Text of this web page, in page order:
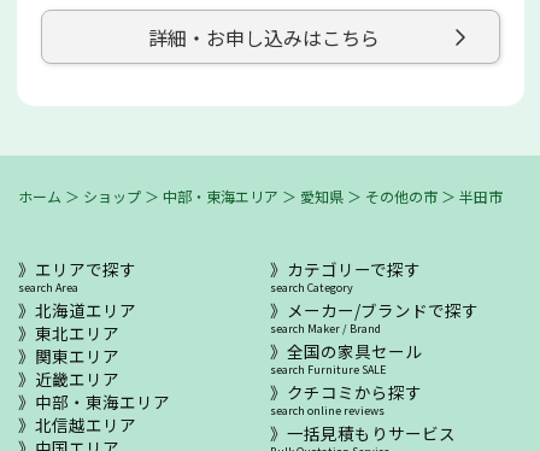
詳細・お申し込みはこちら
ホーム ＞ ショップ ＞ 中部・東海エリア ＞ 愛知県 ＞ その他の市 ＞ 半田市
エリアで探す
search Area
北海道エリア
東北エリア
関東エリア
近畿エリア
中部・東海エリア
北信越エリア
カテゴリーで探す
search Category
メーカー/ブランドで探す
search Maker / Brand
全国の家具セール
search Furniture SALE
クチコミから探す
search online reviews
一括見積もりサービス